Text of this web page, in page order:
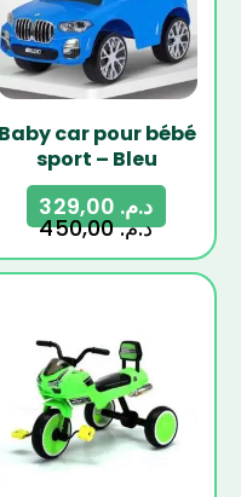
Baby car pour bébé
sport – Bleu
د.م.450,00
د.م.